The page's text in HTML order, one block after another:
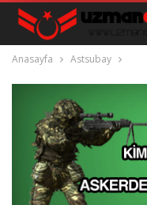
Anasayfa Astsubay